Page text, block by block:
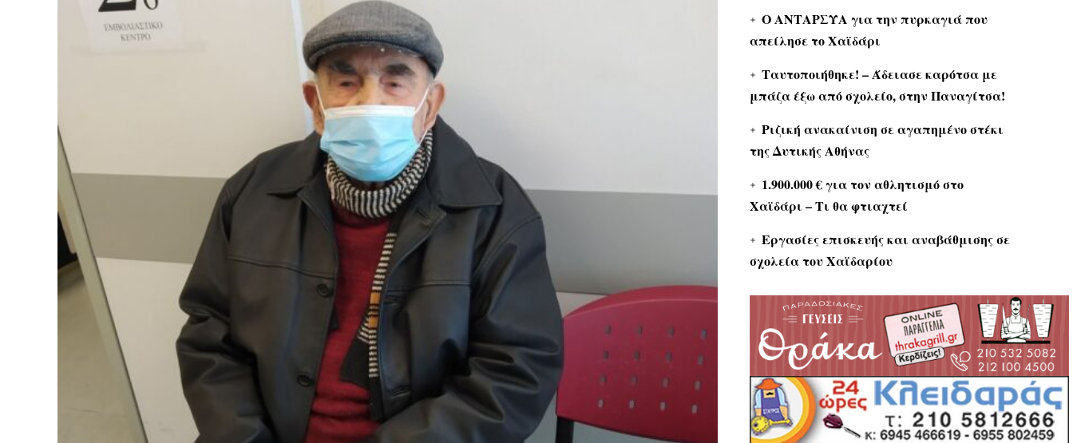
Ο ΑΝΤΑΡΣΥΑ για την πυρκαγιά που
απείλησε το Χαϊδάρι
Ταυτοποιήθηκε! – Άδειασε καρότσα με
μπάζα έξω από σχολείο, στην Παναγίτσα!
Ριζική ανακαίνιση σε αγαπημένο στέκι
της Δυτικής Αθήνας
1.900.000 € για τον αθλητισμό στο
Χαϊδάρι – Τι θα φτιαχτεί
Εργασίες επισκευής και αναβάθμισης σε
σχολεία του Χαϊδαρίου